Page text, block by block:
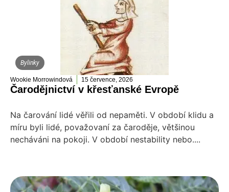
Bylinky
Wookie Morrowindová 15 července, 2026
Čarodějnictví v křesťanské Evropě
Na čarování lidé věřili od nepaměti. V období klidu a
míru byli lidé, považovaní za čaroděje, většinou
necháváni na pokoji. V období nestability nebo....